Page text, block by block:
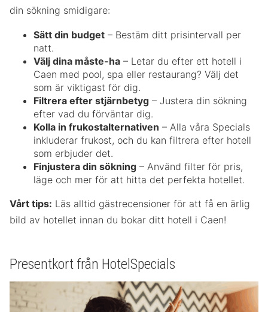
din sökning smidigare:
Sätt din budget – Bestäm ditt prisintervall per
natt.
Välj dina måste-ha – Letar du efter ett hotell i
Caen med pool, spa eller restaurang? Välj det
som är viktigast för dig.
Filtrera efter stjärnbetyg – Justera din sökning
efter vad du förväntar dig.
Kolla in frukostalternativen – Alla våra Specials
inkluderar frukost, och du kan filtrera efter hotell
som erbjuder det.
Finjustera din sökning – Använd filter för pris,
läge och mer för att hitta det perfekta hotellet.
Vårt tips: Läs alltid gästrecensioner för att få en ärlig
bild av hotellet innan du bokar ditt hotell i Caen!
Presentkort från HotelSpecials